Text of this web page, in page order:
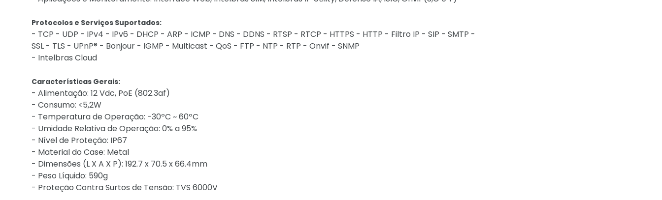
Protocolos e Serviços Suportados:
- TCP - UDP - IPv4 - IPv6 - DHCP - ARP - ICMP - DNS - DDNS - RTSP - RTCP - HTTPS - HTTP - Filtro IP - SIP - SMTP -
SSL - TLS - UPnP® - Bonjour - IGMP - Multicast - QoS - FTP - NTP - RTP - Onvif - SNMP
- Intelbras Cloud
Características Gerais:
- Alimentação: 12 Vdc, PoE (802.3af)
- Consumo: <5,2W
- Temperatura de Operação: -30ºC ~ 60ºC
- Umidade Relativa de Operação: 0% a 95%
- Nível de Proteção: IP67
- Material do Case: Metal
- Dimensões (L X A X P): 192.7 x 70.5 x 66.4mm
- Peso Líquido: 590g
- Proteção Contra Surtos de Tensão: TVS 6000V